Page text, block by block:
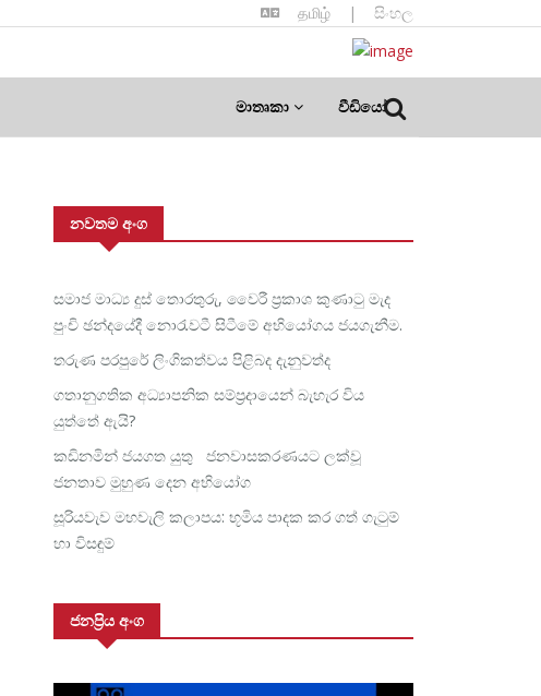
தமிழ் | සිංහල
මාතෘකා වීඩියෝ
නවතම අංග
සමාජ මාධ්‍ය දුස් තොරතුරු, වෛරී ප්‍රකාශ කුණාටු මැද
පුංචි ඡන්දයේදී නොරැවටී සිටීමේ අභියෝගය ජයගැනීම.
තරුණ පරපුරේ ලිංගිකත්වය පිළිබද දැනුවත්ද
ගතානුගතික අධ්‍යාපනික සම්ප්‍රදායෙන් බැහැර විය
යුත්තේ ඇයි?
කඩිනමින් ජයගත යුතු ජනවාසකරණයට ලක්වූ
ජනතාව මුහුණ දෙන අභියෝග
සූරියවැව මහවැලි කලාපය: භූමිය පාදක කර ගත් ගැටුම්
හා විසඳුම්
ජනප්‍රිය අංග